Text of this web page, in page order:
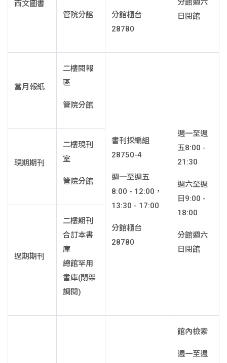
分館週六
日閉館
西文圖書
管院分館
分館櫃台
28780
當月報紙
二樓閱報
區
管院分館
書刊採編組
28750-4
週一至週五
8:00 - 12:00，
13:30 - 17:00
分館櫃台
28780
週一至週
五8:00 -
21:30
週六至週
日9:00 -
18:00
分館週六
日閉館
現期期刊
二樓現刊
室
管院分館
過期期刊
二樓期刊
合訂本書
庫
總館罕用
書庫(閉架
調閱)
館內檢索
週一至週